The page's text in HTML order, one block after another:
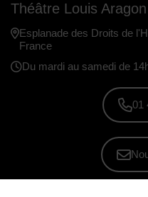
Théâtre Louis Aragon
Esplanade des Droits de
France
Du mardi au samedi de
01